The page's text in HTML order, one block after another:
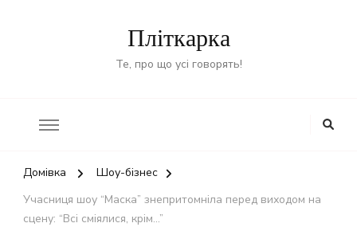
Пліткарка
Те, про що усі говорять!
Домівка
Шоу-бізнес
Учасниця шоу “Маска” знепритомніла перед виходом на
сцену: “Всі сміялися, крім…”